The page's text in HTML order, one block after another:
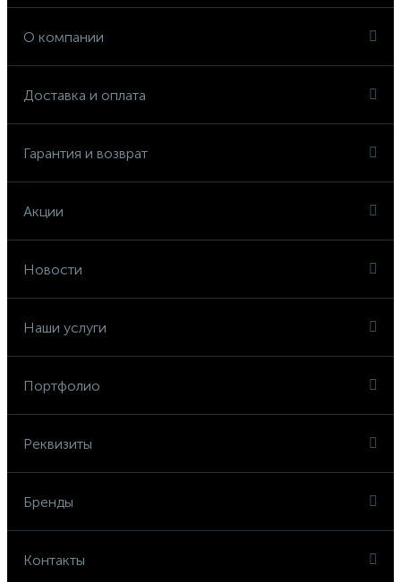
О компании
Доставка и оплата
Гарантия и возврат
Акции
Новости
Наши услуги
Портфолио
Реквизиты
Бренды
Контакты